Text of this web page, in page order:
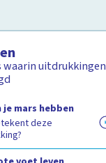
waarin uitdrukkingen
je mars hebben
deze